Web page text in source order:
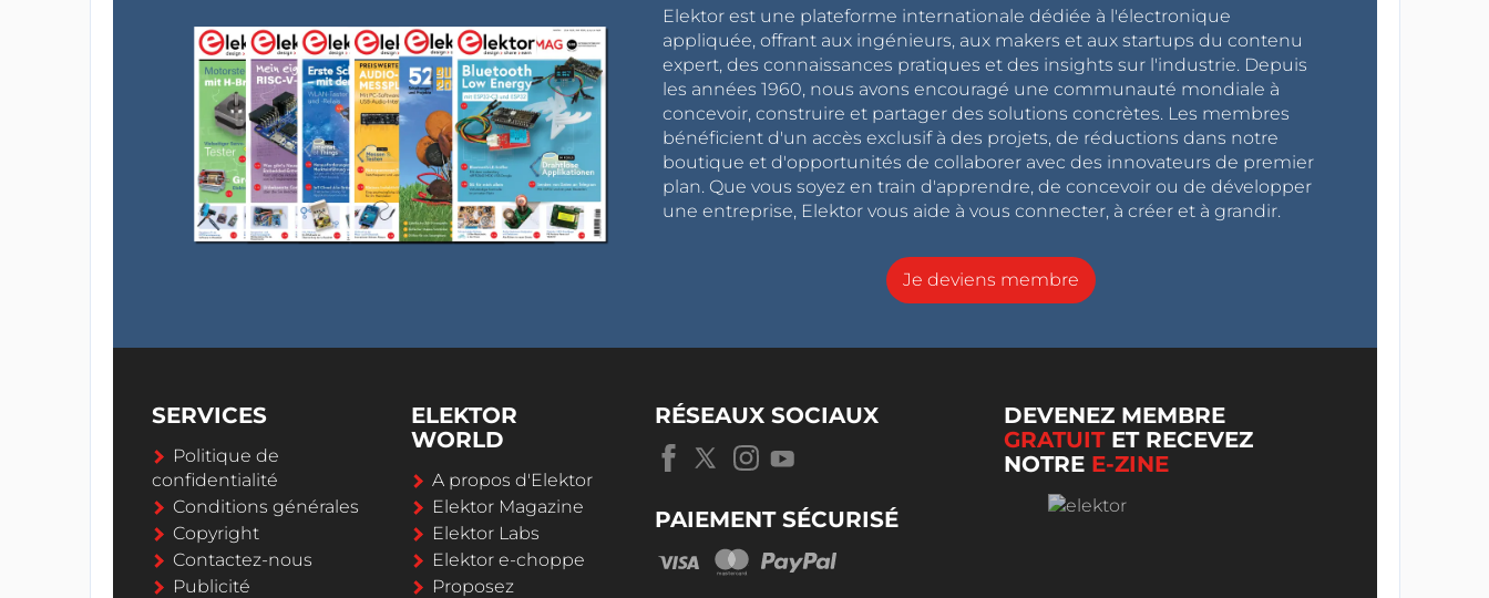
Elektor est une plateforme internationale dédiée à l'électronique
appliquée, offrant aux ingénieurs, aux makers et aux startups du contenu
expert, des connaissances pratiques et des insights sur l'industrie. Depuis
les années 1960, nous avons encouragé une communauté mondiale à
concevoir, construire et partager des solutions concrètes. Les membres
bénéficient d'un accès exclusif à des projets, de réductions dans notre
boutique et d'opportunités de collaborer avec des innovateurs de premier
plan. Que vous soyez en train d'apprendre, de concevoir ou de développer
une entreprise, Elektor vous aide à vous connecter, à créer et à grandir.
Je deviens membre
SERVICES
Politique de
confidentialité
Conditions générales
Copyright
Contactez-nous
Publicité
ELEKTOR
WORLD
A propos d'Elektor
Elektor Magazine
Elektor Labs
Elektor e-choppe
Proposez
RÉSEAUX SOCIAUX
PAIEMENT SÉCURISÉ
DEVENEZ MEMBRE
GRATUITET RECEVEZ
NOTRE E-ZINE